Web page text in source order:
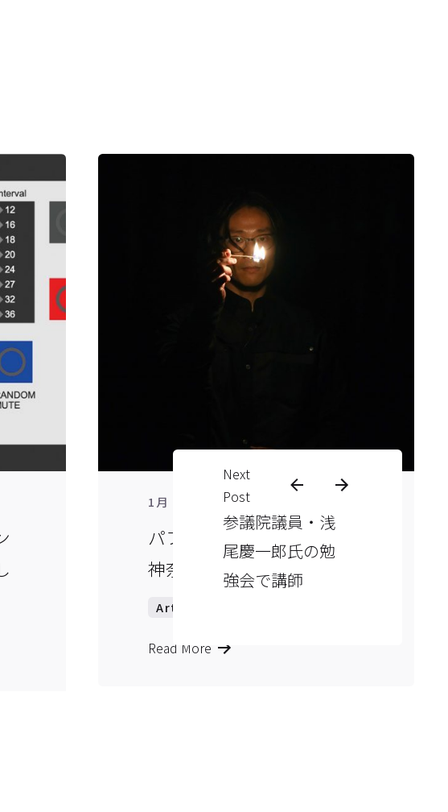
Next
Post
参議院議員・浅
尾慶一郎氏の勉
強会で講師
1月 26, 2021 1 min read
パフォーマンス：201126
神奈川県民ホール
Art
Read More